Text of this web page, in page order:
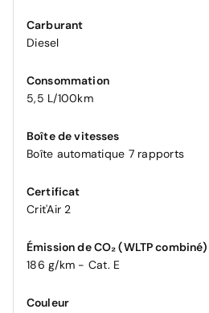
Carburant
Diesel
Consommation
5,5 L/100km
Boîte de vitesses
Boîte automatique 7 rapports
Certificat
Crit'Air 2
Émission de CO₂ (WLTP combiné)
186 g/km - Cat. E
Couleur